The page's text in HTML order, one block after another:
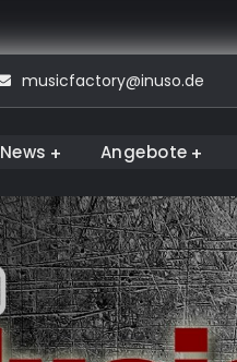
musicfactory@inuso.de
News Angebote